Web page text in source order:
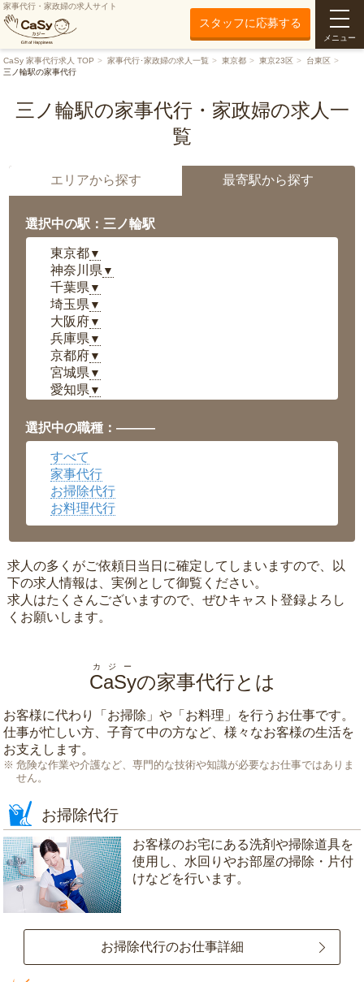
家事代行・家政婦の求人サイト
スタッフに応募する
メニュー
CaSy 家事代行求人 TOP 家事代行･家政婦の求人一覧 東京都 東京23区
台東区
三ノ輪駅の家事代行
三ノ輪駅の家事代行・家政婦の求人一
覧
エリアから探す 最寄駅から探す
選択中の駅：三ノ輪駅
東京都▼
神奈川県 ▼
千葉県 ▼
埼玉県 ▼
大阪府▼
兵庫県 ▼
京都府▼
宮城県 ▼
愛知県 ▼
岡山県▼
広島県▼
沖縄県
選択中の職種：———
すべて
家事代行
お掃除代行
お料理代行
求人の多くがご依頼日当日に確定してしまいますので、以
下の求人情報は、実例として御覧ください。
求人はたくさんございますので、ぜひキャスト登録よろし
くお願いします。
CaSy
カジー
の家事代行とは
お客様に代わり「 お掃除 」や「 お料理 」を行うお仕事です。
仕事が忙しい方、子育て中の方など、様々なお客様の生活を
お支えします。
危険な作業や介護など、専門的な技術や知識が必要なお仕事ではありま
せん。
お掃除代行
お客様のお宅にある洗剤や掃除道具を
使用し、水回りやお部屋の掃除・片付
けなどを行います。
お掃除代行のお仕事詳細